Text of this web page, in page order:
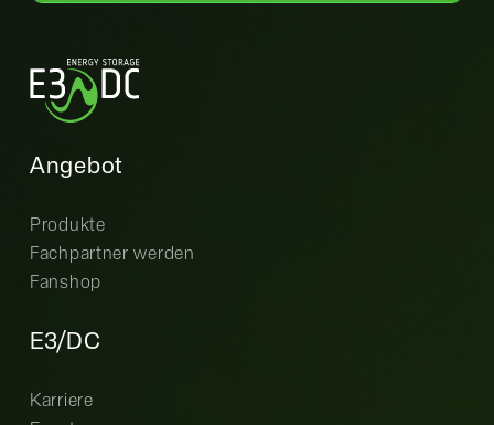
Angebot
Produkte
Fachpartner werden
Fanshop
E3/DC
Karriere